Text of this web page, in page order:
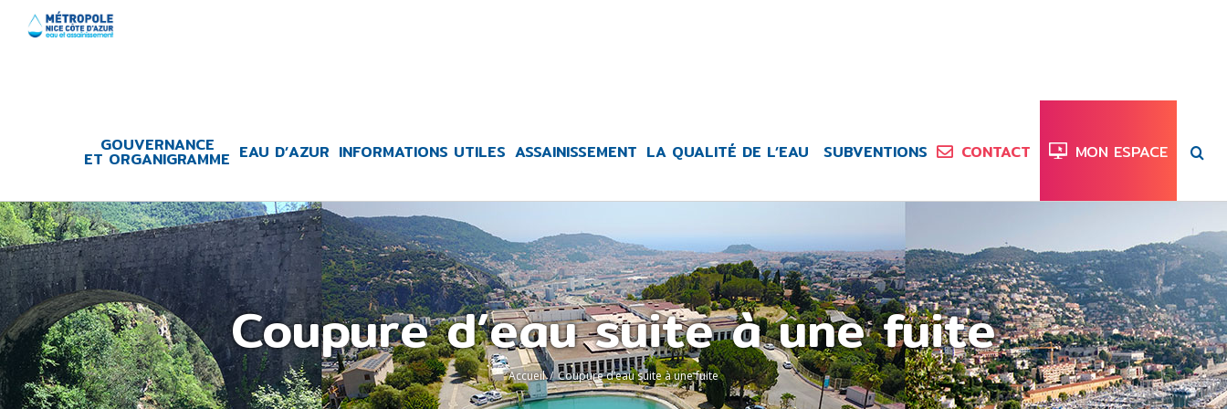
GOUVERNANCE
ET ORGANIGRAMME EAU D’AZUR INFORMATIONS UTILES ASSAINISSEMENT LA QUALITÉ DE L’EAU SUBVENTIONS CONTACT MON ESPACE
Coupure d’eau suite à une fuite
Accueil / Coupure d’eau suite à une fuite